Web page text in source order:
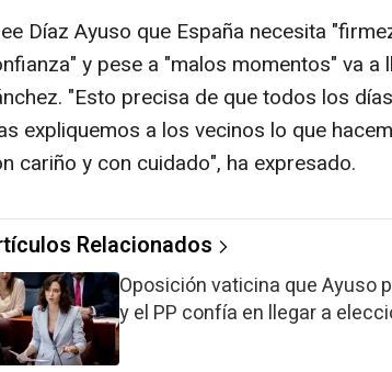
Díaz Ayuso que España necesita
y pese a "malos momentos" va a
"Esto precisa de que todos los
expliquemos a los vecinos lo que
cariño y con cuidado", ha expresado.
Relacionados
Oposición vaticina que Ayuso
y el PP confía en llegar a